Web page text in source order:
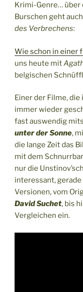
Krimi-Genre… über
Burschen geht
des Verbrechens:
Wie schon in einer
uns heute mit
belgischen
Einer der Filme,
immer wieder
fast auswendig
unter der Sonne,
die lange Zeit das
mit dem
nur die
interessant,
Versionen, vom
David Suchet, bis
Vergleichen ein.